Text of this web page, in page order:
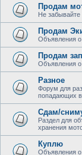
Продам
Не забывайте
Продам
Объявления о
Продам
Объявления о
Разное
Форум для
попадающих в
Сдам/
Раздел для
хранения
Куплю
Объявления о